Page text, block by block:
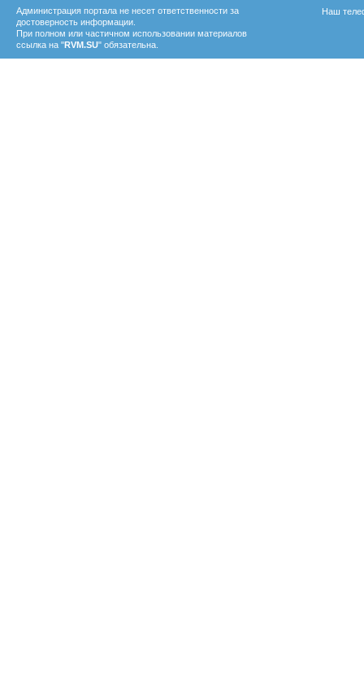
Администрация портала не несет ответственности за
достоверность информации.
При полном или частичном использовании материалов
ссылка на "RVM.SU" обязательна.
Наш